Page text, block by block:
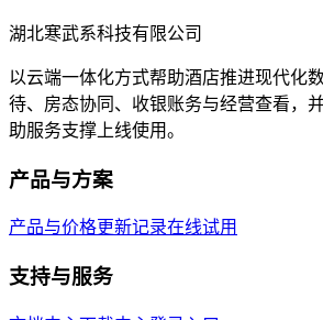
湖北寒武系科技有限公司
以云端一体化方式帮助酒店推进现代化
待、房态协同、收银账务与经营查看，
助服务支撑上线使用。
产品与方案
产品与价格更新记录在线试用
支持与服务